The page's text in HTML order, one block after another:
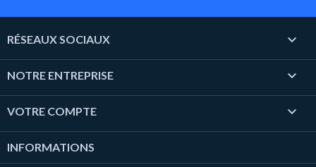
RÉSEAUX SOCIAUX 
NOTRE ENTREPRISE 
VOTRE COMPTE 
INFORMATIONS